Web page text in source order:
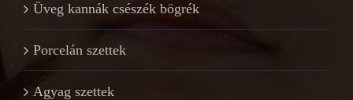
Üveg kannák csészék bögrék
Porcelán szettek
Agyag szettek